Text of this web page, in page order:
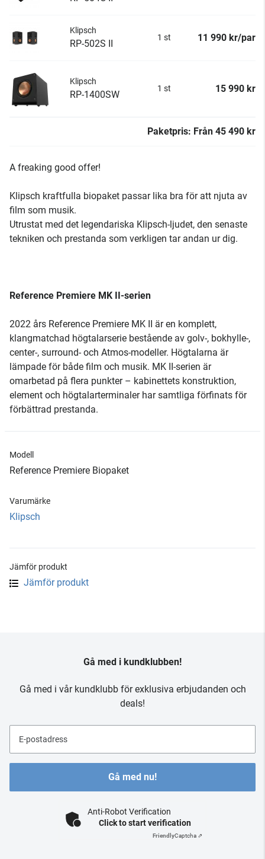
Klipsch
RP-502S II
1 st 11 990 kr/par
Klipsch
RP-1400SW
1 st 15 990 kr
Paketpris: Från 45 490 kr
A freaking good offer!
Klipsch kraftfulla biopaket passar lika bra för att njuta av
film som musik.
Utrustat med det legendariska Klipsch-ljudet, den senaste
tekniken och prestanda som verkligen tar andan ur dig.
Reference Premiere MK II-serien
2022 års Reference Premiere MK II är en komplett,
klangmatchad högtalarserie bestående av golv-, bokhylle-,
center-, surround- och Atmos-modeller. Högtalarna är
lämpade för både film och musik. MK II-serien är
omarbetad på flera punkter – kabinettets konstruktion,
element och högtalarterminaler har samtliga förfinats för
förbättrad prestanda.
Modell
Reference Premiere Biopaket
Varumärke
Klipsch
Jämför produkt
Jämför produkt
Gå med i kundklubben!
Gå med i vår kundklubb för exklusiva erbjudanden och
deals!
E-postadress
Gå med nu!
Anti-Robot Verification
Click to start verification
FriendlyCaptcha ⇗